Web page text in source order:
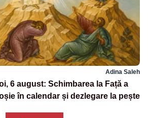
Adina Saleh
6 august: Schimbarea la Față a
în calendar și dezlegare la pește